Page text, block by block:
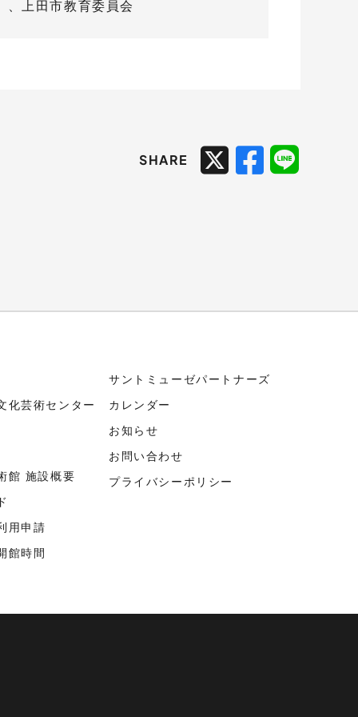
上田市教育委員会
SHARE
化芸術センター
館 施設概要
用申請
館時間
サントミューゼパートナーズ
カレンダー
お知らせ
お問い合わせ
プライバシーポリシー